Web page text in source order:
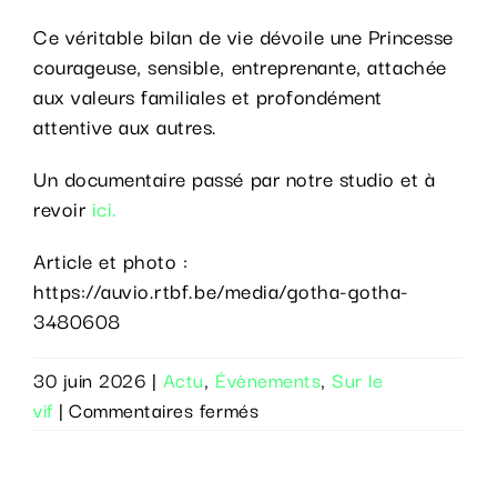
Ce véritable bilan de vie dévoile une Princesse
courageuse, sensible, entreprenante, attachée
aux valeurs familiales et profondément
attentive aux autres.
Un documentaire passé par notre studio et à
revoir ici.
Article et photo :
https://auvio.rtbf.be/media/gotha-gotha-
3480608
30 juin 2026 | Actu, Évènements,Sur le
vif | Commentaires ferméssur